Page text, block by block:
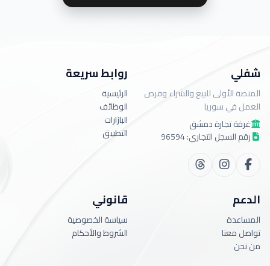
شفلي
المنصة الأولى للبيع والشراء وفرص
العمل في سوريا
غرفة تجارة دمشق
رقم السجل التجاري: 96594
روابط سريعة
الرئيسية
الوظائف
البازارات
التطبيق
الدعم
المساعدة
تواصل معنا
من نحن
قانوني
سياسة الخصوصية
الشروط والأحكام